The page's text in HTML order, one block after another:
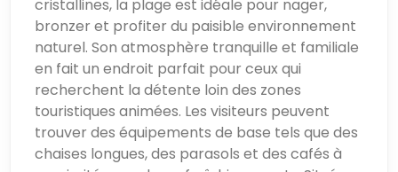
cristallines, la plage est idéale pour nager,
bronzer et profiter du paisible environnement
naturel. Son atmosphère tranquille et familiale
en fait un endroit parfait pour ceux qui
recherchent la détente loin des zones
touristiques animées. Les visiteurs peuvent
trouver des équipements de base tels que des
chaises longues, des parasols et des cafés à